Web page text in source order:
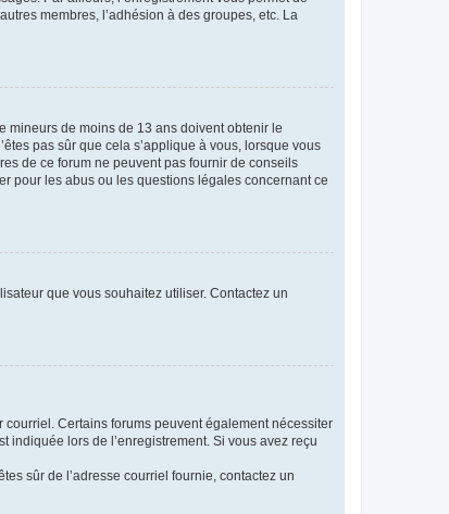
membres, l’adhésion à des groupes, etc. La
mineurs de moins de 13 ans doivent obtenir le
pas sûr que cela s’applique à vous, lorsque vous
de ce forum ne peuvent pas fournir de conseils
pour les abus ou les questions légales concernant ce
que vous souhaitez utiliser. Contactez un
Certains forums peuvent également nécessiter
lors de l’enregistrement. Si vous avez reçu
sûr de l’adresse courriel fournie, contactez un